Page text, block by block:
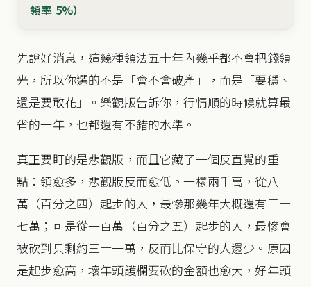
領率 5%）
先說好消息，這幾種領法五十年內幾乎都不會把錢領
光，所以你選的不是「會不會破產」，而是「要穩、
還是要敢花」。樂觀版告訴你，行情順的時候就算最
省的一年，也都還有不錯的水準。
真正要盯的是悲觀版，而且它藏了一個反直覺的重
點：領愈多，悲觀版反而愈低。一樣兩千萬，從八十
萬（百分之四）起步的人，最慘那幾年大概還有三十
七萬；可是從一百萬（百分之五）起步的人，最慘會
被砍到只剩約三十一萬，反而比保守的人還少。原因
是起步愈高，壞年頭護欄要砍的金額也愈大，好年頭